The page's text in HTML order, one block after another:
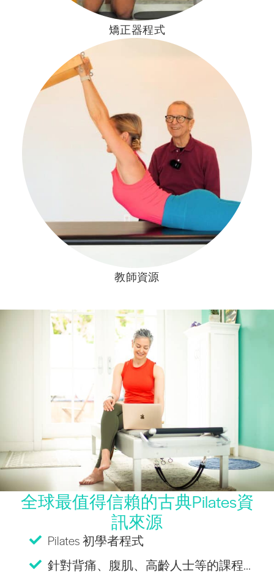
矯正器程式
教師資源
全球最值得信賴的古典Pilates資
訊來源
Pilates 初學者程式
針對背痛、腹肌、高齡人士等的課程...